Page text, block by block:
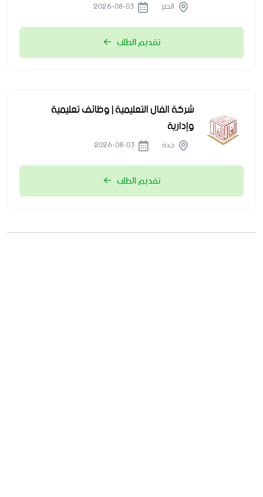
الخبر
تقديم الطلب
شركة الفال التعليمية | وظائف تعليمية
وإدارية
جدة
تقديم الطلب